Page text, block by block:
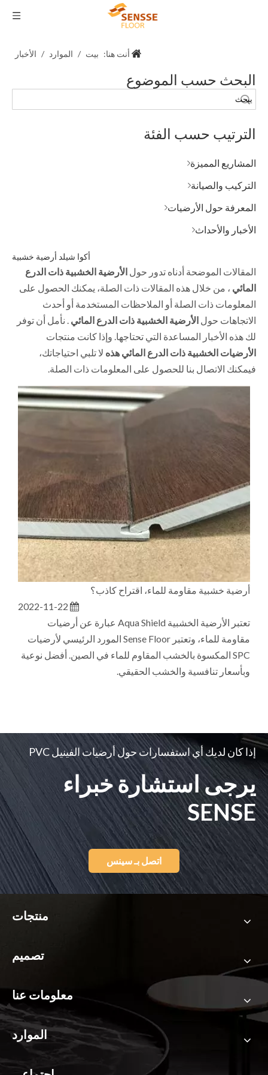
أنت هنا: بيت / الموارد / الأخبار
البحث حسب الموضوع
يبحث
الترتيب حسب الفئة
المشاريع المميزة
التركيب والصيانة
المعرفة حول الأرضيات
الأخبار والأحداث
أكوا شيلد أرضية خشبية
المقالات الموضحة أدناه تدور حول الأرضية الخشبية ذات الدرع
المائي ، من خلال هذه المقالات ذات الصلة، يمكنك الحصول على
المعلومات ذات الصلة أو الملاحظات المستخدمة أو أحدث
الاتجاهات حول الأرضية الخشبية ذات الدرع المائي . نأمل أن توفر
لك هذه الأخبار المساعدة التي تحتاجها. وإذا كانت منتجات
الأرضيات الخشبية ذات الدرع المائي هذه لا تلبي احتياجاتك،
فيمكنك الاتصال بنا للحصول على المعلومات ذات الصلة.
أرضية خشبية مقاومة للماء، اقتراح كاذب؟
تعتبر الأرضية الخشبية Aqua Shield عبارة عن أرضيات
مقاومة للماء، وتعتبر Sense Floor المورد الرئيسي لأرضيات
SPC المكسوة بالخشب المقاوم للماء في الصين. أفضل نوعية
وبأسعار تنافسية والخشب الحقيقي.
إذا كان لديك أي استفسارات حول أرضيات الفينيل PVC
يرجى استشارة خبراء
SENSE
اتصل بـ سينس
منتجات
تصميم
معلومات عنا
الموارد